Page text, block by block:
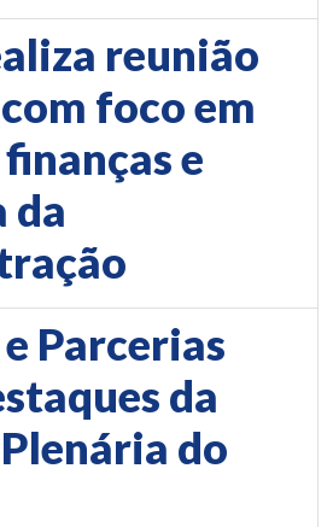
reunião
foco em
e
da
Parcerias
da
do